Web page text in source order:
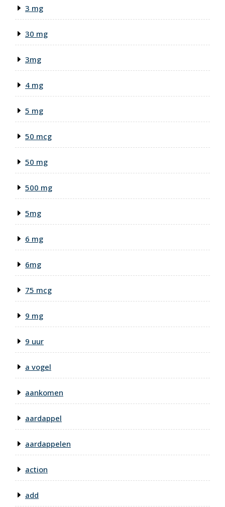
3 mg
30 mg
3mg
4 mg
5 mg
50 mcg
50 mg
500 mg
5mg
6 mg
6mg
75 mcg
9 mg
9 uur
a vogel
aankomen
aardappel
aardappelen
action
add